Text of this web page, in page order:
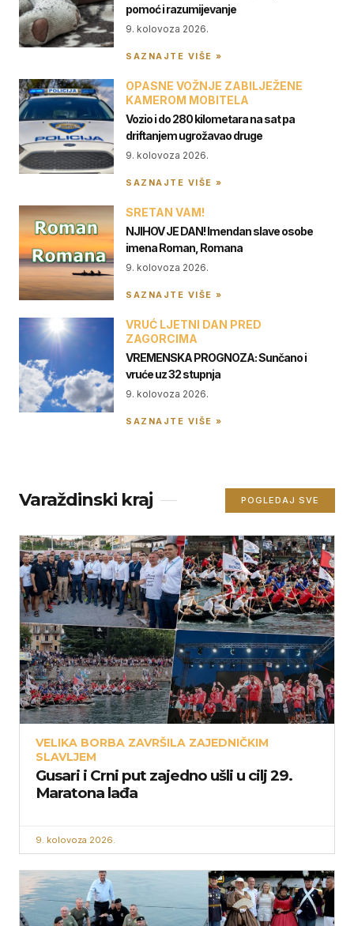
pomoć i razumijevanje
9. kolovoza 2026.
SAZNAJTE VIŠE »
OPASNE VOŽNJE ZABILJEŽENE
KAMEROM MOBITELA
Vozio i do 280 kilometara na sat pa
driftanjem ugrožavao druge
9. kolovoza 2026.
SAZNAJTE VIŠE »
SRETAN VAM!
NJIHOV JE DAN! Imendan slave osobe
imena Roman, Romana
9. kolovoza 2026.
SAZNAJTE VIŠE »
VRUĆ LJETNI DAN PRED
ZAGORCIMA
VREMENSKA PROGNOZA: Sunčano i
vruće uz 32 stupnja
9. kolovoza 2026.
SAZNAJTE VIŠE »
Varaždinski kraj POGLEDAJ SVE
VELIKA BORBA ZAVRŠILA ZAJEDNIČKIM
SLAVLJEM
Gusari i Crni put zajedno ušli u cilj 29.
Maratona lađa
9. kolovoza 2026.